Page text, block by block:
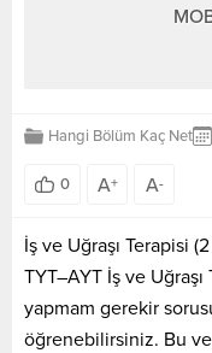
Hangi Bölüm Kaç Net
0 A+ A-
İş ve Uğraşı Terapisi
TYT–AYT İş ve
yapmam gerekir
öğrenebilirsiniz. Bu